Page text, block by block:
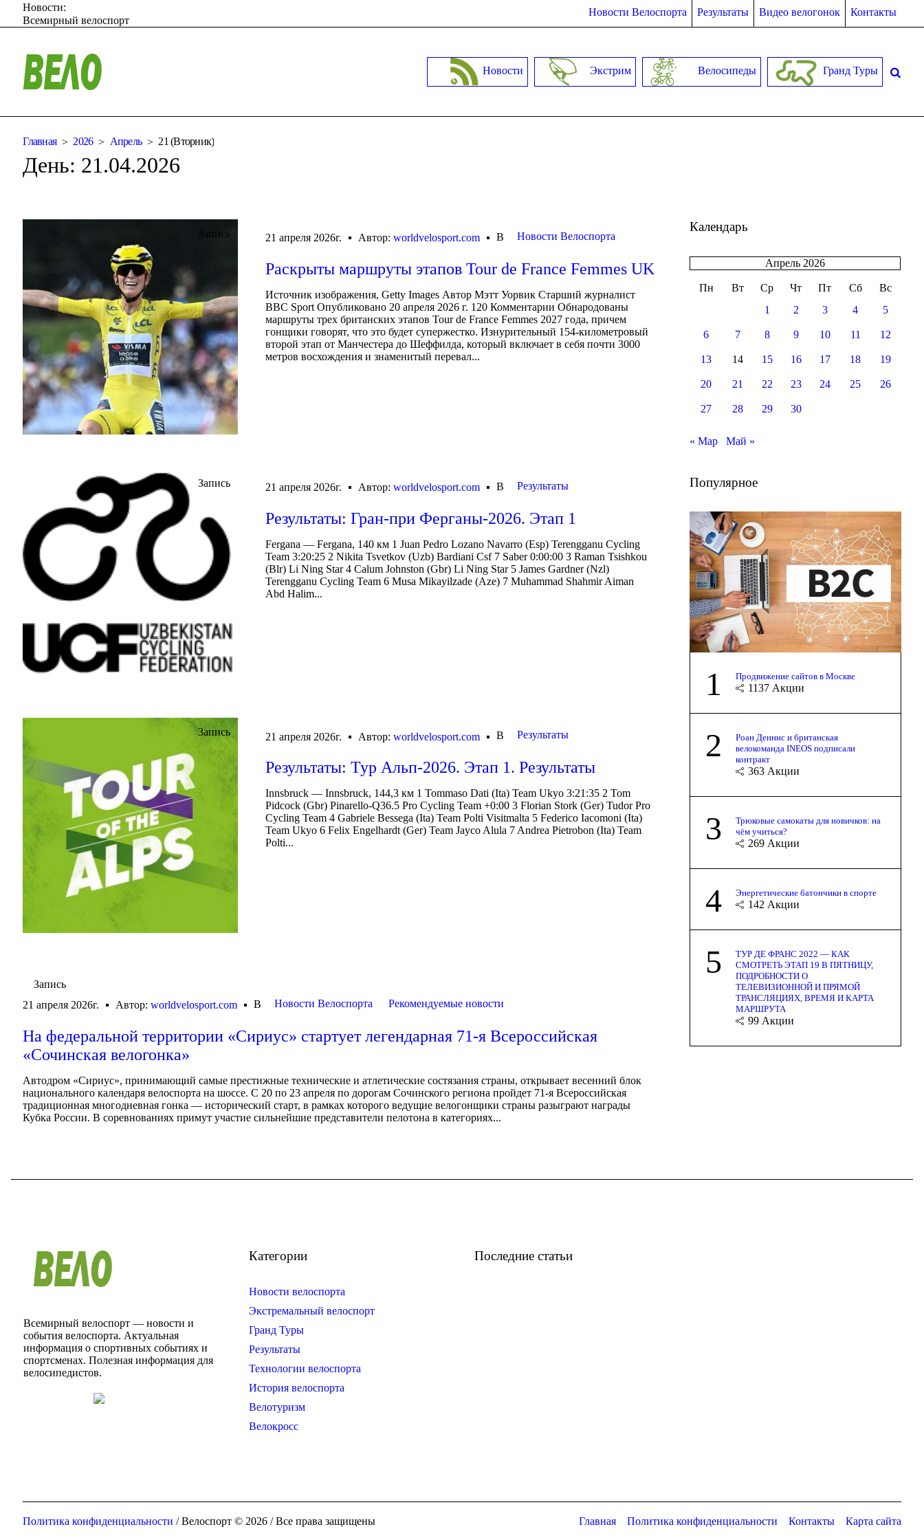
Новости Велоспорта Результаты Видео велогонок Контакты
Новости:
Всемирный велоспорт
Новости Экстрим Велосипеды Гранд Туры
Главная 2026 Апрель 21 (Вторник)
День: 21.04.2026
Запись 21 апреля 2026г. Автор:worldvelosport.com В Новости Велоспорта
Раскрыты маршруты этапов Tour de France Femmes UK
Источник изображения, Getty Images Автор Мэтт Уорвик Старший журналист
BBC Sport Опубликовано 20 апреля 2026 г. 120 Комментарии Обнародованы
маршруты трех британских этапов Tour de France Femmes 2027 года, причем
гонщики говорят, что это будет супержестко. Изнурительный 154-километровый
второй этап от Манчестера до Шеффилда, который включает в себя почти 3000
метров восхождения и знаменитый перевал...
Запись 21 апреля 2026г. Автор:worldvelosport.com В Результаты
Результаты: Гран-при Ферганы-2026. Этап 1
Fergana — Fergana, 140 км 1 Juan Pedro Lozano Navarro (Esp) Terengganu Cycling
Team 3:20:25 2 Nikita Tsvetkov (Uzb) Bardiani Csf 7 Saber 0:00:00 3 Raman Tsishkou
(Blr) Li Ning Star 4 Calum Johnston (Gbr) Li Ning Star 5 James Gardner (Nzl)
Terengganu Cycling Team 6 Musa Mikayilzade (Aze) 7 Muhammad Shahmir Aiman
Abd Halim...
Запись 21 апреля 2026г. Автор:worldvelosport.com В Результаты
Результаты: Тур Альп-2026. Этап 1. Результаты
Innsbruck — Innsbruck, 144,3 км 1 Tommaso Dati (Ita) Team Ukyo 3:21:35 2 Tom
Pidcock (Gbr) Pinarello-Q36.5 Pro Cycling Team +0:00 3 Florian Stork (Ger) Tudor Pro
Cycling Team 4 Gabriele Bessega (Ita) Team Polti Visitmalta 5 Federico Iacomoni (Ita)
Team Ukyo 6 Felix Engelhardt (Ger) Team Jayco Alula 7 Andrea Pietrobon (Ita) Team
Polti...
Запись
21 апреля 2026г.
Автор:worldvelosport.com В Новости Велоспорта Рекомендуемые новости
На федеральной территории «Сириус» стартует легендарная 71-я Всероссийская
«Сочинская велогонка»
Автодром «Сириус», принимающий самые престижные технические и атлетические состязания страны, открывает весенний блок
национального календаря велоспорта на шоссе. С 20 по 23 апреля по дорогам Сочинского региона пройдет 71-я Всероссийская
традиционная многодневная гонка — исторический старт, в рамках которого ведущие велогонщики страны разыграют награды
Кубка России. В соревнованиях примут участие сильнейшие представители пелотона в категориях...
Календарь
Апрель 2026
Пн Вт Ср Чт Пт Сб
Вс
1
2 3 4 5
6 7 8 9 10 11 12
13 14 15 16 17 18 19
20 21 22 23 24 25 26
27 28 29 30
« Мар Май »
Популярное
1 Продвижение сайтов в Москве
1137 Акции
2
Роан Деннис и британская
велокоманда INEOS подписали
контракт
363 Акции
3
Трюковые самокаты для новичков: на
чём учиться?
269 Акции
4 Энергетические батончики в спорте
142 Акции
5
ТУР ДЕ ФРАНС 2022 — КАК
СМОТРЕТЬ ЭТАП 19 В ПЯТНИЦУ,
ПОДРОБНОСТИ О
ТЕЛЕВИЗИОННОЙ И ПРЯМОЙ
ТРАНСЛЯЦИЯХ, ВРЕМЯ И КАРТА
МАРШРУТА
99 Акции
Всемирный велоспорт — новости и
события велоспорта. Актуальная
информация о спортивных событиях и
спортсменах. Полезная информация для
велосипедистов.
Категории
Новости велоспорта
Экстремальный велоспорт
Гранд Туры
Результаты
Технологии велоспорта
История велоспорта
Велотуризм
Велокросс
Последние статьи
Главная Политика конфиденциальности Контакты Карта сайта
Политика конфиденциальности / Велоспорт © 2026 / Все права защищены